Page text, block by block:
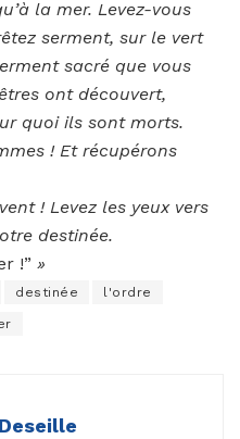
la mer. Levez-vous
serment, sur le vert
sacré que vous
ont découvert,
quoi ils sont morts.
! Et récupérons
! Levez les yeux vers
destinée.
!” »
destinée l'ordre